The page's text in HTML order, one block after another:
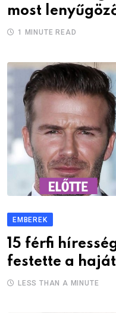
most
1 MINUTE READ
EMBEREK
15 férfi
festette a
LESS THAN A MINUTE